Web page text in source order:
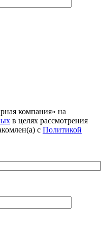
компания» на
в целях рассмотрения
с Политикой